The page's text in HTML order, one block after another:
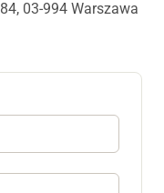
03-994 Warszawa